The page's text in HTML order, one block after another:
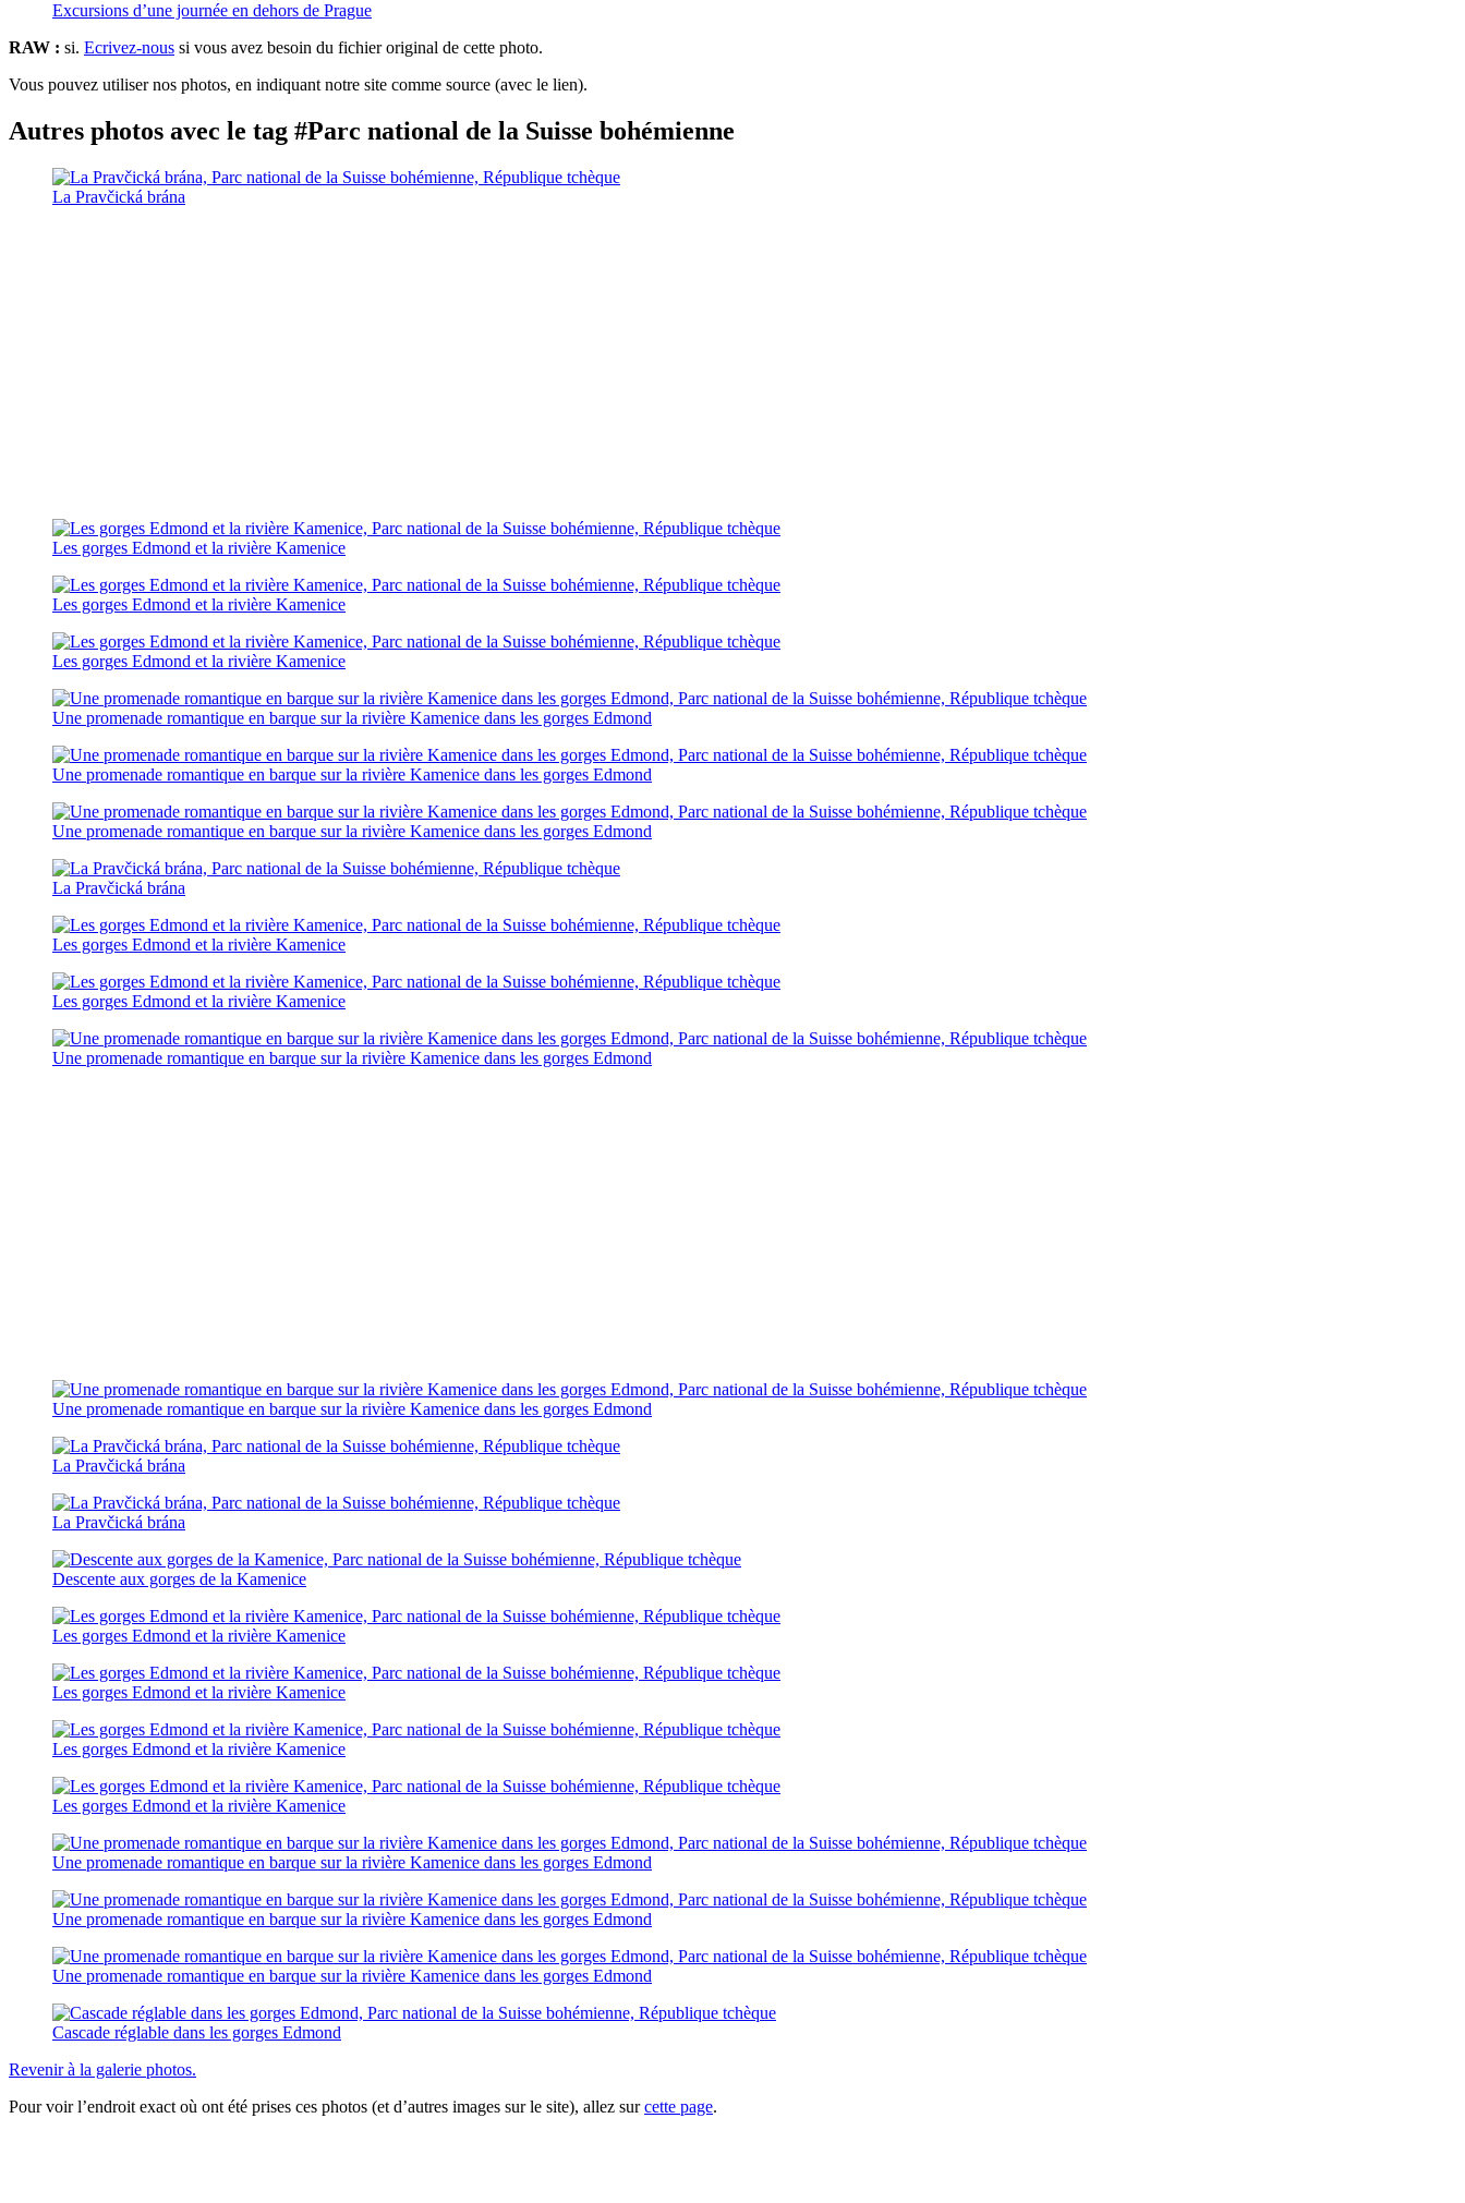
Excursions d’une journée en dehors de Prague
RAW : si. Ecrivez-nous si vous avez besoin du fichier original de cette photo.
Vous pouvez utiliser nos photos, en indiquant notre site comme source (avec le lien).
Autres photos avec le tag #Parc national de la Suisse bohémienne
La Pravčická brána
Les gorges Edmond et la rivière Kamenice
Les gorges Edmond et la rivière Kamenice
Les gorges Edmond et la rivière Kamenice
Une promenade romantique en barque sur la rivière Kamenice dans les gorges Edmond
Une promenade romantique en barque sur la rivière Kamenice dans les gorges Edmond
Une promenade romantique en barque sur la rivière Kamenice dans les gorges Edmond
La Pravčická brána
Les gorges Edmond et la rivière Kamenice
Les gorges Edmond et la rivière Kamenice
Une promenade romantique en barque sur la rivière Kamenice dans les gorges Edmond
Une promenade romantique en barque sur la rivière Kamenice dans les gorges Edmond
La Pravčická brána
La Pravčická brána
Descente aux gorges de la Kamenice
Les gorges Edmond et la rivière Kamenice
Les gorges Edmond et la rivière Kamenice
Les gorges Edmond et la rivière Kamenice
Les gorges Edmond et la rivière Kamenice
Une promenade romantique en barque sur la rivière Kamenice dans les gorges Edmond
Une promenade romantique en barque sur la rivière Kamenice dans les gorges Edmond
Une promenade romantique en barque sur la rivière Kamenice dans les gorges Edmond
Cascade réglable dans les gorges Edmond
Revenir à la galerie photos.
Pour voir l’endroit exact où ont été prises ces photos (et d’autres images sur le site), allez surcette page.